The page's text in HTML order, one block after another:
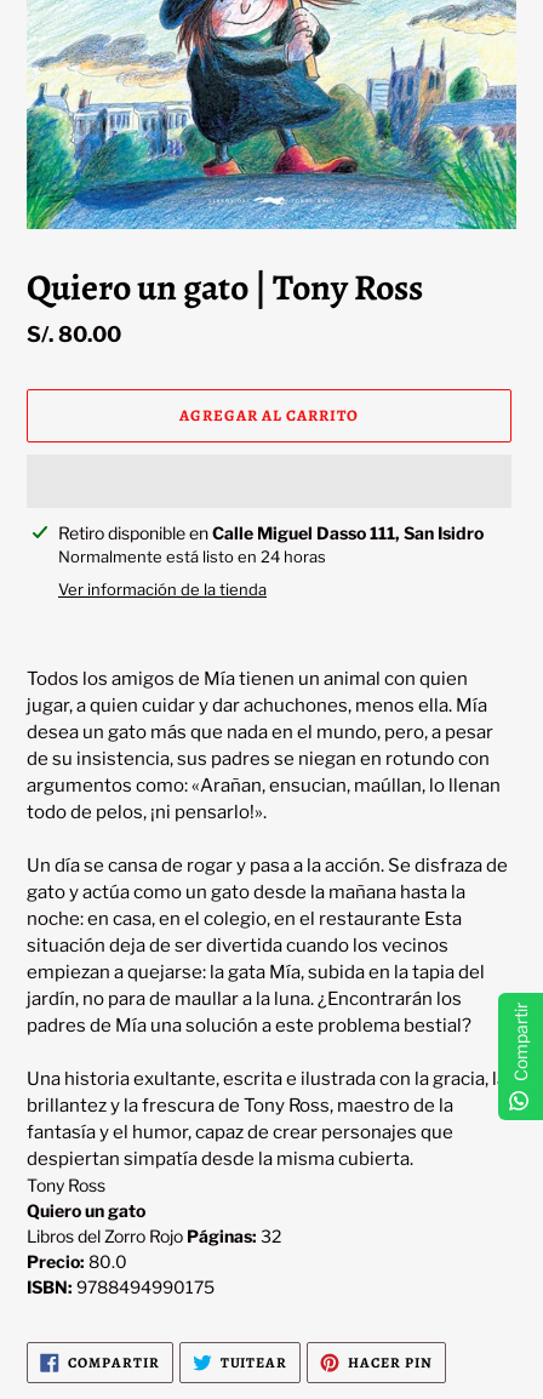
Quiero un gato | Tony Ross
Precio
S/. 80.00
AGREGAR AL CARRITO
Agregando
producto
Retiro disponible enCalle Miguel Dasso 111, San Isidro
Normalmente está listo en 24 horas
Ver información de la tienda
Todos los amigos de Mía tienen un animal con quien
jugar, a quien cuidar y dar achuchones, menos ella. Mía
desea un gato más que nada en el mundo, pero, a pesar
de su insistencia, sus padres se niegan en rotundo con
argumentos como: «Arañan, ensucian, maúllan, lo llenan
todo de pelos, ¡ni pensarlo!».
Un día se cansa de rogar y pasa a la acción. Se disfraza de
gato y actúa como un gato desde la mañana hasta la
noche: en casa, en el colegio, en el restaurante Esta
situación deja de ser divertida cuando los vecinos
empiezan a quejarse: la gata Mía, subida en la tapia del
jardín, no para de maullar a la luna. ¿Encontrarán los
padres de Mía una solución a este problema bestial?
Una historia exultante, escrita e ilustrada con la gracia, la
brillantez y la frescura de Tony Ross, maestro de la
fantasía y el humor, capaz de crear personajes que
Tony Ross
Quiero un gato
Libros del Zorro Rojo Páginas: 32
Precio: 80.0
ISBN: 9788494990175
COMPARTIR COMPARTIR
EN
FACEBOOK
TUITEAR TUITEAR
TWITTER
HACER PINPINEAR
PINTEREST
Compartir